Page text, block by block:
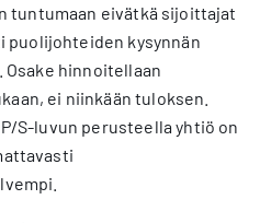
tuntumaan eivätkä sijoittajat
puolijohteiden kysynnän
hinnoitellaan
ei niinkään tuloksen.
S-luvun perusteella yhtiö on